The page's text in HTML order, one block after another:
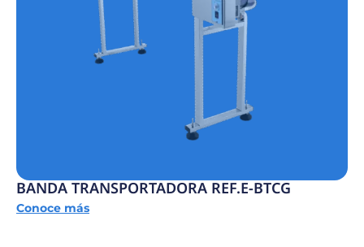
BANDA TRANSPORTADORA REF.E-BTCG
Conoce más